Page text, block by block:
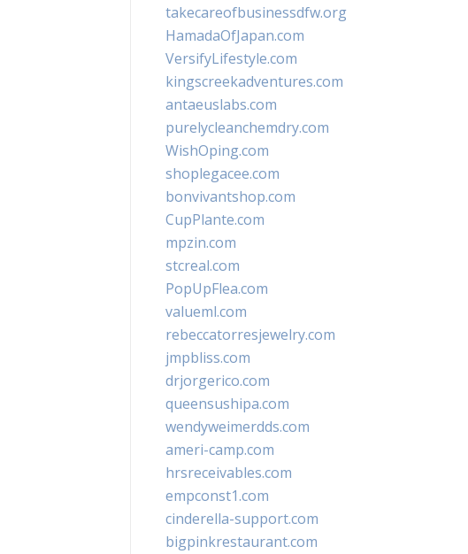
takecareofbusinessdfw.org
HamadaOfJapan.com
VersifyLifestyle.com
kingscreekadventures.com
antaeuslabs.com
purelycleanchemdry.com
WishOping.com
shoplegacee.com
bonvivantshop.com
CupPlante.com
mpzin.com
stcreal.com
PopUpFlea.com
valueml.com
rebeccatorresjewelry.com
jmpbliss.com
drjorgerico.com
queensushipa.com
wendyweimerdds.com
ameri-camp.com
hrsreceivables.com
empconst1.com
cinderella-support.com
bigpinkrestaurant.com